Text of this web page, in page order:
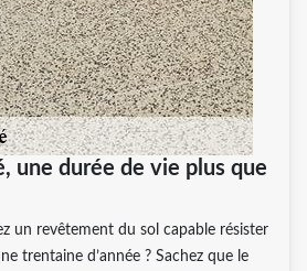
une durée de vie plus que
un revêtement du sol capable résister
trentaine d’année ? Sachez que le